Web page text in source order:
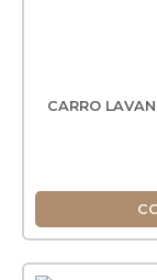
CARRO